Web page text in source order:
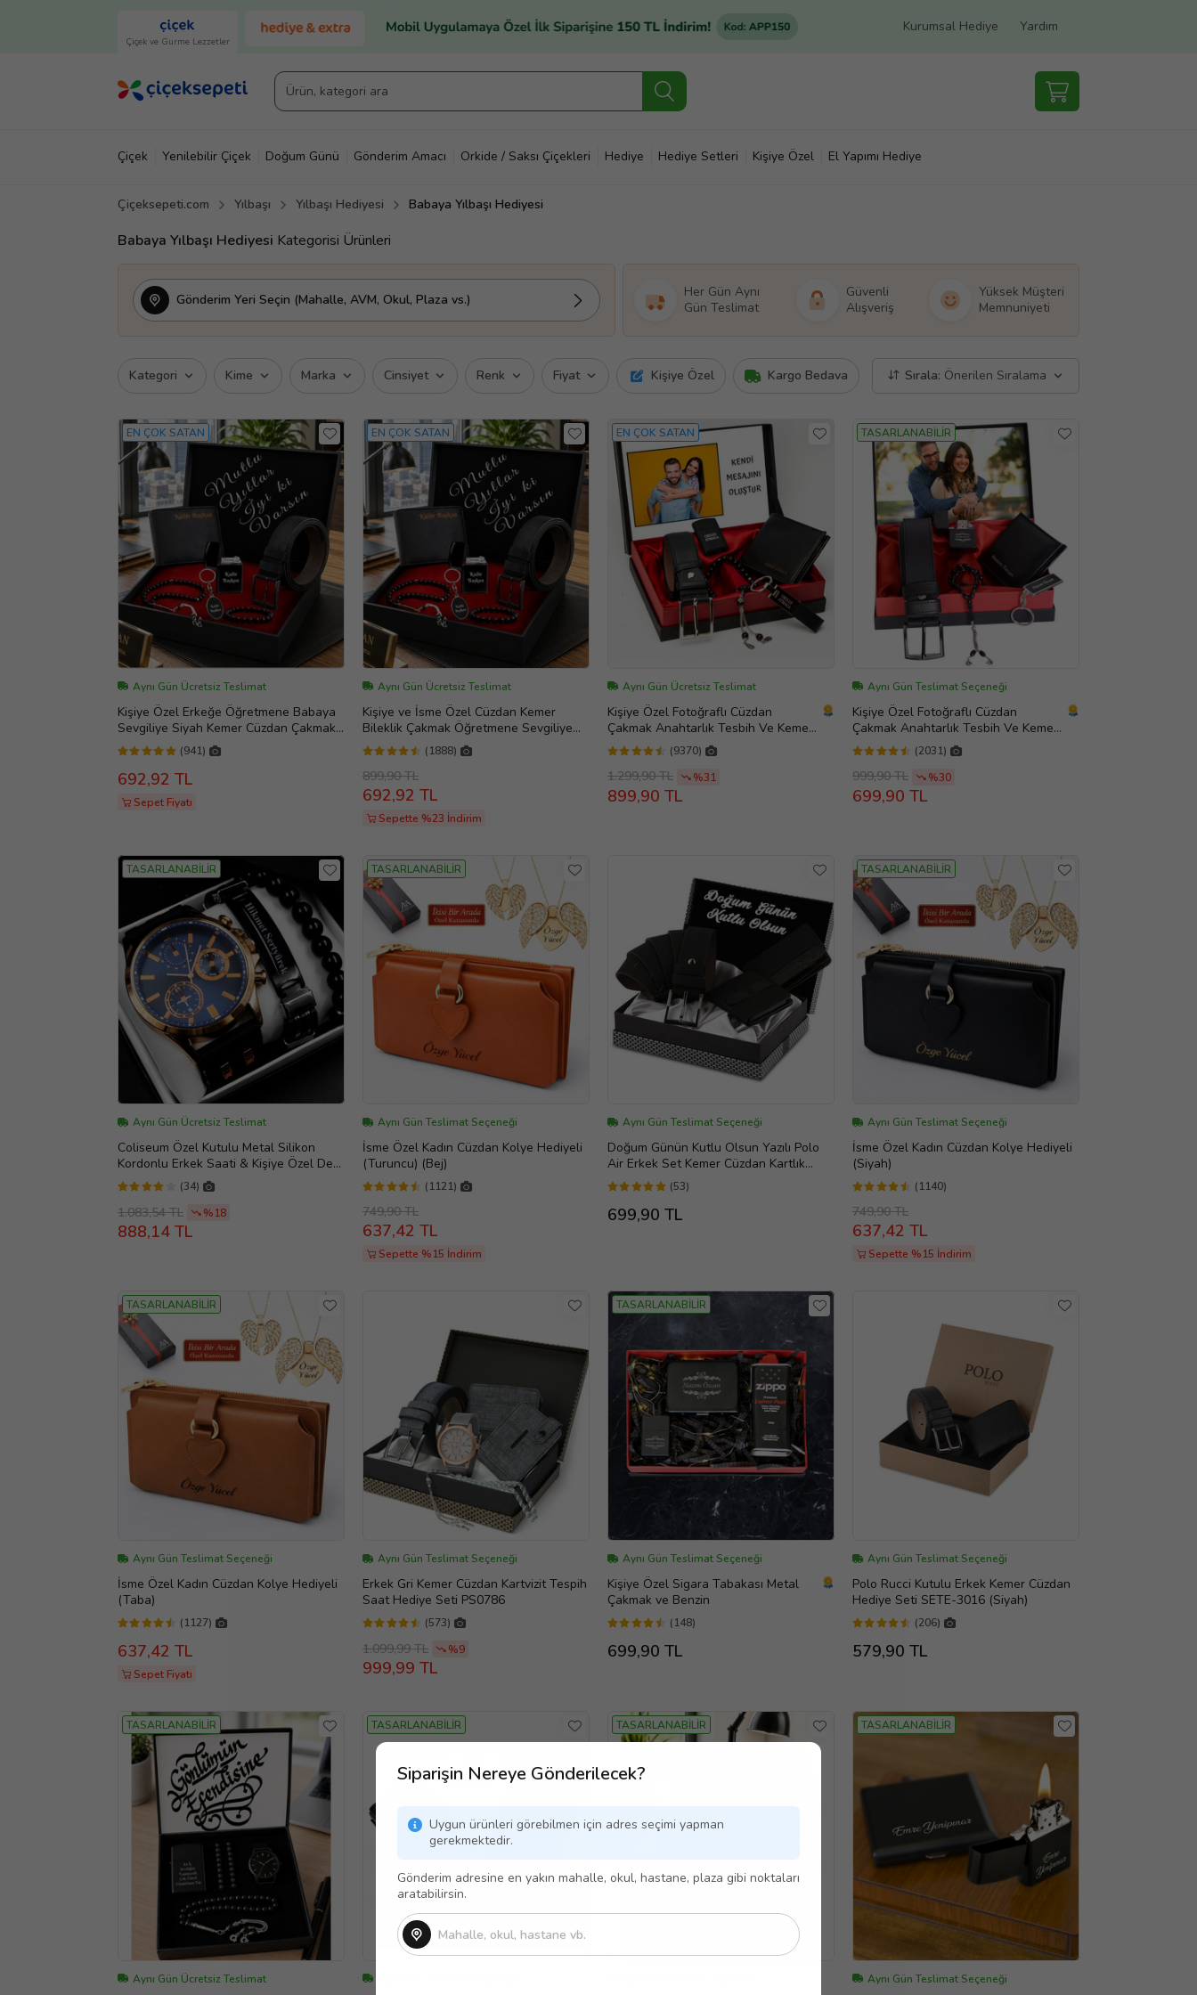
Çiçek ve Gurme Lezzetler
Kurumsal Hediye Yardım
Çiçek Yenilebilir Çiçek Doğum Günü Gönderim Amacı Orkide / Saksı Çiçekleri Hediye Hediye Setleri Kişiye Özel El Yapımı Hediye
Çiçeksepeti.com Yılbaşı Yılbaşı Hediyesi Babaya Yılbaşı Hediyesi
Babaya Yılbaşı Hediyesi Kategorisi Ürünleri
Gönderim Yeri Seçin (Mahalle, AVM, Okul, Plaza vs.)
Siparişin Nereye Gönderilecek?
Uygun ürünleri görebilmen için adres seçimi yapman
gerekmektedir.
Gönderim adresine en yakın mahalle, okul, hastane, plaza gibi noktaları
aratabilirsin.
Her Gün Aynı
Gün Teslimat
Güvenli
Alışveriş
Yüksek Müşteri
Memnuniyeti
Kategori Kime Marka Cinsiyet Renk Fiyat Kişiye Özel Kargo Bedava Sırala: Önerilen Sıralama
EN ÇOK SATAN
Aynı Gün Ücretsiz Teslimat
Kişiye Özel Erkeğe Öğretmene Babaya
Sevgiliye Siyah Kemer Cüzdan Çakmak
Seti Hediye Seti
(941)
692,92 TL
Sepet Fiyatı
EN ÇOK SATAN
Aynı Gün Ücretsiz Teslimat
Kişiye ve İsme Özel Cüzdan Kemer
Bileklik Çakmak Öğretmene Sevgiliye
Babaya Arkadaşa Hediye Seti
(1888)
899,90 TL
692,92 TL
Sepette %23 İndirim
EN ÇOK SATAN
Aynı Gün Ücretsiz Teslimat
Kişiye Özel Fotoğraflı Cüzdan
Çakmak Anahtarlık Tesbih Ve Kemer
Set 2
(9370)
1.299,90 TL %31
899,90 TL
TASARLANABİLİR
Aynı Gün Teslimat Seçeneği
Kişiye Özel Fotoğraflı Cüzdan
Çakmak Anahtarlık Tesbih Ve Kemer
Set
(2031)
999,90 TL %30
699,90 TL
TASARLANABİLİR
Aynı Gün Ücretsiz Teslimat
Coliseum Özel Kutulu Metal Silikon
Kordonlu Erkek Saati & Kişiye Özel Deri
Bileklik & Bileklik
(34)
1.083,54 TL %18
888,14 TL
TASARLANABİLİR
Aynı Gün Teslimat Seçeneği
İsme Özel Kadın Cüzdan Kolye Hediyeli
(Turuncu) (Bej)
(1121)
749,90 TL
637,42 TL
Sepette %15 İndirim
Aynı Gün Teslimat Seçeneği
Doğum Günün Kutlu Olsun Yazılı Polo
Air Erkek Set Kemer Cüzdan Kartlık
Kombin
(53)
699,90 TL
TASARLANABİLİR
Aynı Gün Teslimat Seçeneği
İsme Özel Kadın Cüzdan Kolye Hediyeli
(Siyah)
(1140)
749,90 TL
637,42 TL
Sepette %15 İndirim
TASARLANABİLİR
Aynı Gün Teslimat Seçeneği
İsme Özel Kadın Cüzdan Kolye Hediyeli
(Taba)
(1127)
637,42 TL
Sepet Fiyatı
Aynı Gün Teslimat Seçeneği
Erkek Gri Kemer Cüzdan Kartvizit Tespih
Saat Hediye Seti PS0786
(573)
1.099,99 TL %9
999,99 TL
TASARLANABİLİR
Aynı Gün Teslimat Seçeneği
Kişiye Özel Sigara Tabakası Metal
Çakmak ve Benzin
(148)
699,90 TL
Aynı Gün Teslimat Seçeneği
Polo Rucci Kutulu Erkek Kemer Cüzdan
Hediye Seti SETE-3016 (Siyah)
(206)
579,90 TL
TASARLANABİLİR
Aynı Gün Ücretsiz Teslimat
TASARLANABİLİR TASARLANABİLİR TASARLANABİLİR
Aynı Gün Teslimat Seçeneği